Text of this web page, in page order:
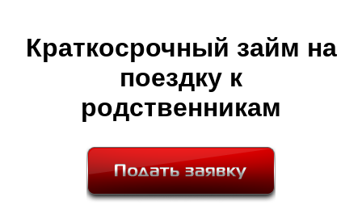
Краткосрочный займ на
поездку к
родственникам